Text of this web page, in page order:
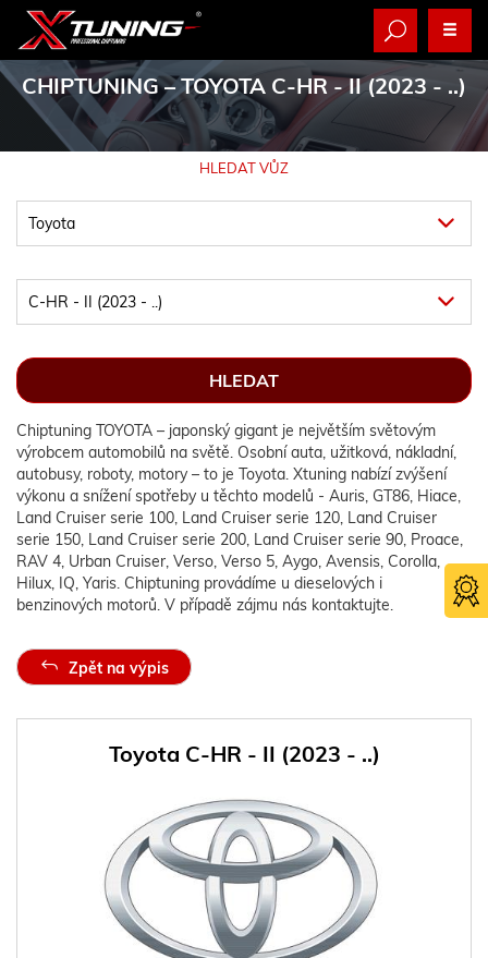
CHIPTUNING– TOYOTA C-HR - II (2023 - ..)
HLEDAT VŮZ
Chiptuning TOYOTA – japonský gigant je největším světovým
výrobcem automobilů na světě. Osobní auta, užitková, nákladní,
autobusy, roboty, motory – to je Toyota. Xtuning nabízí zvýšení
výkonu a snížení spotřeby u těchto modelů - Auris, GT86, Hiace,
Land Cruiser serie 100, Land Cruiser serie 120, Land Cruiser
serie 150, Land Cruiser serie 200, Land Cruiser serie 90, Proace,
RAV 4, Urban Cruiser, Verso, Verso 5, Aygo, Avensis, Corolla,
Hilux, IQ, Yaris. Chiptuning provádíme u dieselových i
benzinových motorů. V případě zájmu nás kontaktujte.
Zpět na výpis
Toyota C-HR - II (2023 - ..)